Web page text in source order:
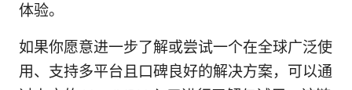
体验。
如果你愿意进一步了解或尝试一个在全球广泛使
用、支持多平台且口碑良好的解决方案，可以通